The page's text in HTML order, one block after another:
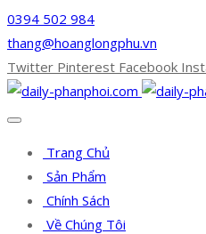
0394 502 984
thang@hoanglongphu.vn
Twitter Pinterest Facebook
Trang Chủ
Sản Phẩm
Chính Sách
Về Chúng Tôi